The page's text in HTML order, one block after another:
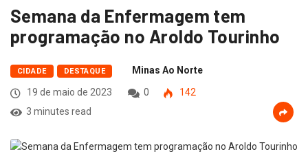
Semana da Enfermagem tem
programação no Aroldo Tourinho
CIDADE DESTAQUE
Minas Ao Norte
19 de maio de 2023
0
142
3 minutes read